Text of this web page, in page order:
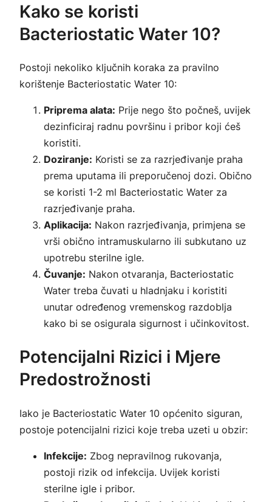
Kako se koristi
Bacteriostatic Water 10?
Postoji nekoliko ključnih koraka za pravilno
korištenje Bacteriostatic Water 10:
Priprema alata: Prije nego što počneš, uvijek
dezinficiraj radnu površinu i pribor koji ćeš
koristiti.
Doziranje: Koristi se za razrjeđivanje praha
prema uputama ili preporučenoj dozi. Obično
se koristi 1-2 ml Bacteriostatic Water za
razrjeđivanje praha.
Aplikacija: Nakon razrjeđivanja, primjena se
vrši obično intramuskularno ili subkutano uz
upotrebu sterilne igle.
Čuvanje: Nakon otvaranja, Bacteriostatic
Water treba čuvati u hladnjaku i koristiti
unutar određenog vremenskog razdoblja
kako bi se osigurala sigurnost i učinkovitost.
Potencijalni Rizici i Mjere
Predostrožnosti
Iako je Bacteriostatic Water 10 općenito siguran,
postoje potencijalni rizici koje treba uzeti u obzir:
Infekcije: Zbog nepravilnog rukovanja,
postoji rizik od infekcija. Uvijek koristi
sterilne igle i pribor.